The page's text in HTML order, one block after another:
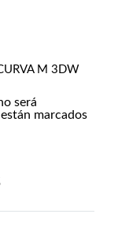
M 3DW
será
marcados